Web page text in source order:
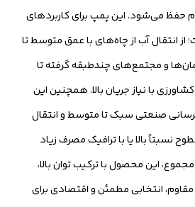
حفظ می‌شود. این پمپ برای کاربردهای
انتقال آب از چاه‌های با عمق متوسط تا
و مجتمع‌های چندطبقه گرفته تا
با نیاز جریان بالا. همچنین این
صنعتی سبک تا متوسط و انتقال
نسبتاً بالا یا با ترافیک مصرف زیاد
این محصول با ترکیب توان بالا،
انتخابی مطمئن و اقتصادی برای